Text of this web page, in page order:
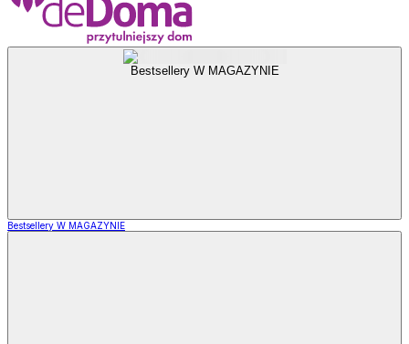
Bestsellery W MAGAZYNIE
Bestsellery W MAGAZYNIE